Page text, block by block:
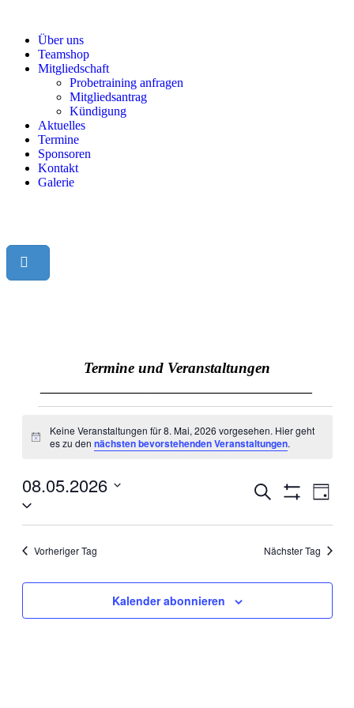
Über uns
Teamshop
Mitgliedschaft
Probetraining anfragen
Mitgliedsantrag
Kündigung
Aktuelles
Termine
Sponsoren
Kontakt
Galerie
Termine und Veranstaltungen
Hinweis
Keine Veranstaltungen für 8. Mai, 2026 vorgesehen. Hier geht
es zu dennächsten bevorstehenden Veranstaltungen.
und
Ansichten,
Suche
Tag
08.05.2026
Datum
Vorheriger Tag Nächster Tag
Kalender abonnieren